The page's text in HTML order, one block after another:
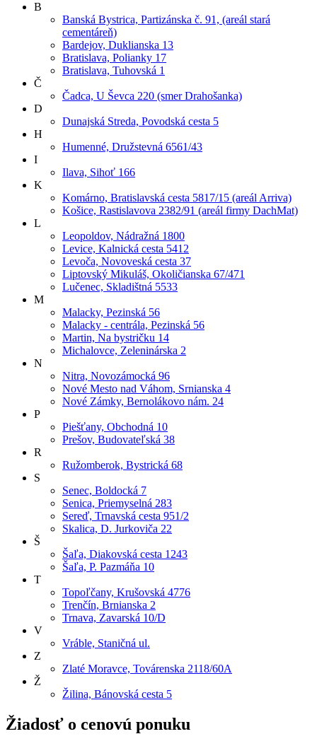
B
Banská Bystrica, Partizánska č. 91, (areál stará
cementáreň)
Bardejov, Duklianska 13
Bratislava, Polianky 17
Bratislava, Tuhovská 1
Č
Čadca, U Ševca 220 (smer Drahošanka)
D
Dunajská Streda, Povodská cesta 5
H
Humenné, Družstevná 6561/43
I
Ilava, Sihoť 166
K
Komárno, Bratislavská cesta 5817/15 (areál Arriva)
Košice, Rastislavova 2382/91 (areál firmy DachMat)
L
Leopoldov, Nádražná 1800
Levice, Kalnická cesta 5412
Levoča, Novoveská cesta 37
Liptovský Mikuláš, Okoličianska 67/471
Lučenec, Skladištná 5533
M
Malacky, Pezinská 56
Malacky - centrála, Pezinská 56
Martin, Na bystričku 14
Michalovce, Zeleninárska 2
N
Nitra, Novozámocká 96
Nové Mesto nad Váhom, Srnianska 4
Nové Zámky, Bernolákovo nám. 24
P
Piešťany, Obchodná 10
Prešov, Budovateľská 38
R
Ružomberok, Bystrická 68
S
Senec, Boldocká 7
Senica, Priemyselná 283
Sereď, Trnavská cesta 951/2
Skalica, D. Jurkoviča 22
Š
Šaľa, Diakovská cesta 1243
Šaľa, P. Pazmáňa 10
T
Topoľčany, Krušovská 4776
Trenčín, Brnianska 2
Trnava, Zavarská 10/D
V
Vráble, Staničná ul.
Z
Zlaté Moravce, Továrenska 2118/60A
Ž
Žilina, Bánovská cesta 5
Žiadosť o cenovú ponuku